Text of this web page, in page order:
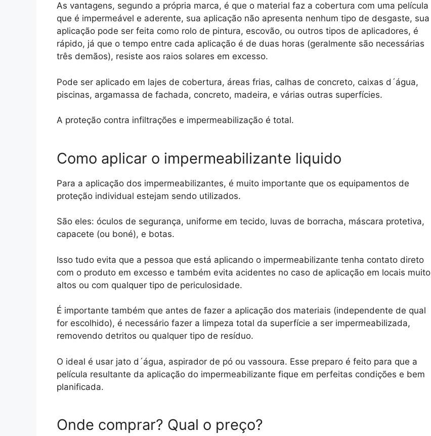
As vantagens, segundo a própria marca, é que o material faz a cobertura com uma película
que é impermeável e aderente, sua aplicação não apresenta nenhum tipo de desgaste, sua
aplicação pode ser feita como rolo de pintura, escovão, ou outros tipos de aplicadores, é
rápido, já que o tempo entre cada aplicação é de duas horas (geralmente são necessárias
três demãos), resiste aos raios solares em excesso.
Pode ser aplicado em lajes de cobertura, áreas frias, calhas de concreto, caixas d´água,
piscinas, argamassa de fachada, concreto, madeira, e várias outras superfícies.
A proteção contra infiltrações e impermeabilização é total.
Como aplicar o impermeabilizante liquido
Para a aplicação dos impermeabilizantes, é muito importante que os equipamentos de
proteção individual estejam sendo utilizados.
São eles: óculos de segurança, uniforme em tecido, luvas de borracha, máscara protetiva,
capacete (ou boné), e botas.
Isso tudo evita que a pessoa que está aplicando o impermeabilizante tenha contato direto
com o produto em excesso e também evita acidentes no caso de aplicação em locais muito
altos ou com qualquer tipo de periculosidade.
É importante também que antes de fazer a aplicação dos materiais (independente de qual
for escolhido), é necessário fazer a limpeza total da superfície a ser impermeabilizada,
removendo detritos ou qualquer tipo de resíduo.
O ideal é usar jato d´água, aspirador de pó ou vassoura. Esse preparo é feito para que a
película resultante da aplicação do impermeabilizante fique em perfeitas condições e bem
planificada.
Onde comprar? Qual o preço?